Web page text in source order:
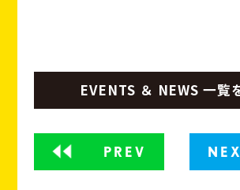
PREV
EVENTS ＆ NEWS 一覧